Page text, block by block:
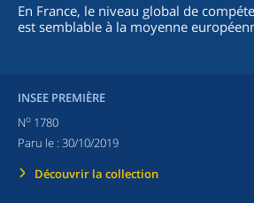
En France, le niveau global de
est semblable à la moyenne
INSEE PREMIÈRE
No 1780
Paru le : 30/10/2019
Découvrir la collection